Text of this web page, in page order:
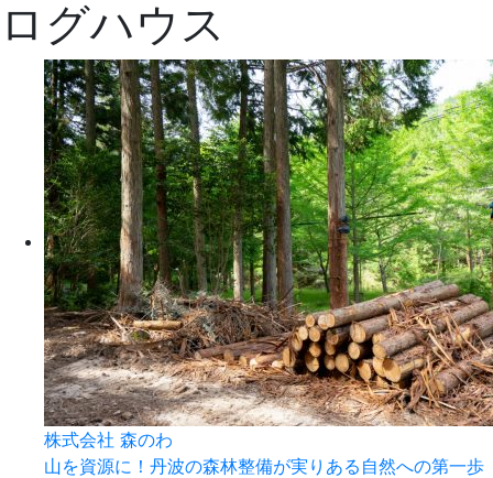
ログハウス
株式会社 森のわ
山を資源に！丹波の森林整備が実りある自然への第一歩